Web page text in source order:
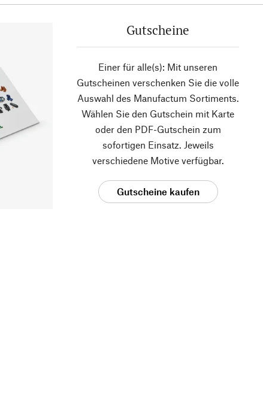
Gutscheine
Einer für alle(s): Mit unseren
Gutscheinen verschenken Sie die volle
Auswahl des Manufactum Sortiments.
Wählen Sie den Gutschein mit Karte
oder den PDF-Gutschein zum
sofortigen Einsatz. Jeweils
verschiedene Motive verfügbar.
Gutscheine kaufen